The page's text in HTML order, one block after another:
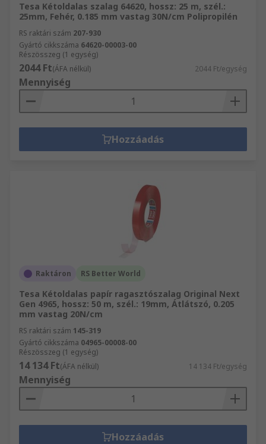
Tesa Kétoldalas szalag 64620, hossz: 25 m, szél.:
25mm, Fehér, 0.185 mm vastag 30N/cm Polipropilén
RS raktári szám 207-930
Gyártó cikkszáma 64620-00003-00
Részösszeg (1 egység)
2044 Ft(ÁFA nélkül) 2044 Ft/egység
Mennyiség
Hozzáadás
Raktáron RS Better World
Tesa Kétoldalas papír ragasztószalag Original Next
Gen 4965, hossz: 50 m, szél.: 19mm, Átlátszó, 0.205
mm vastag 20N/cm
RS raktári szám 145-319
Gyártó cikkszáma 04965-00008-00
Részösszeg (1 egység)
14 134 Ft(ÁFA nélkül) 14 134 Ft/egység
Mennyiség
Hozzáadás